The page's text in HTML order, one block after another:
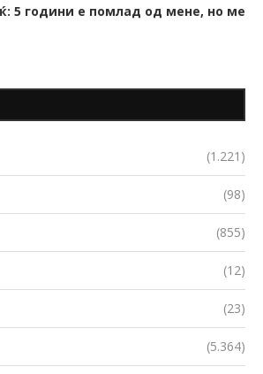
5 години е помлад од мене, но ме
(1.221)
(98)
(855)
(12)
(23)
(5.364)